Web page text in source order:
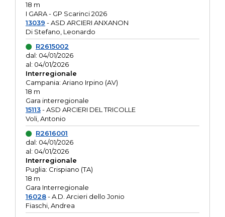
18 m
I GARA - GP Scarinci 2026
13039 - ASD ARCIERI ANXANON
Di Stefano, Leonardo
R2615002
dal: 04/01/2026
al: 04/01/2026
Interregionale
Campania: Ariano Irpino (AV)
18 m
Gara interregionale
15113- ASD ARCIERI DEL TRICOLLE
Voli, Antonio
R2616001
dal: 04/01/2026
al: 04/01/2026
Interregionale
Puglia: Crispiano (TA)
18 m
Gara Interregionale
16028- A.D. Arcieri dello Jonio
Fiaschi, Andrea